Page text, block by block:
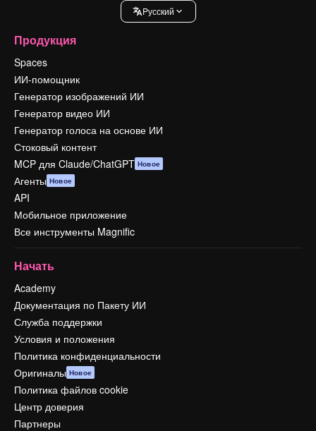
Pусский
Продукция
Spaces
ИИ-помощник
Генератор изображений ИИ
Генератор видео ИИ
Генератор голоса на основе ИИ
Стоковый контент
MCP для Claude/ChatGPT Новое
Агенты Новое
API
Мобильное приложение
Все инструменты Magnific
Начать
Academy
Документация по Пакету ИИ
Служба поддержки
Условия и положения
Политика конфиденциальности
Оригиналы Новое
Политика файлов cookie
Центр доверия
Партнеры